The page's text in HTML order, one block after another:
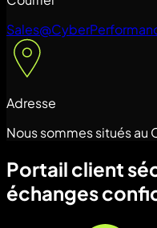
Adresse
Nous sommes situés au
Portail client
échanges